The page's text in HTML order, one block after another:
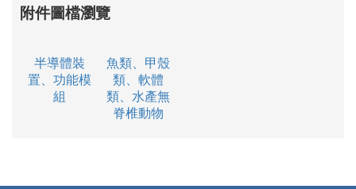
附件圖檔瀏覽
半導體裝
置、功能模
組
魚類、甲殼
類、軟體
類、水產無
脊椎動物